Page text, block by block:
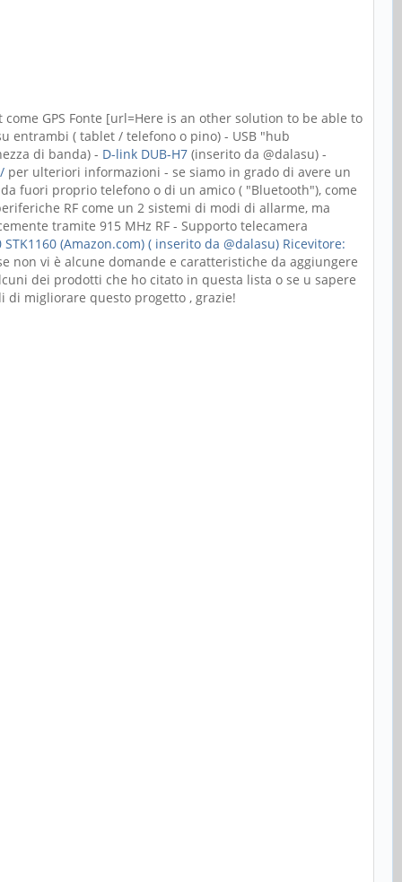
GPS Fonte [url=Here is an other solution to be able to
entrambi ( tablet / telefono o pino) - USB "hub
di banda) - D-link DUB-H7 (inserito da @dalasu) -
per ulteriori informazioni - se siamo in grado di avere un
fuori proprio telefono o di un amico ( "Bluetooth"), come
RF come un 2 sistemi di modi di allarme, ma
tramite 915 MHz RF - Supporto telecamera
(Amazon.com) ( inserito da @dalasu) Ricevitore:
non vi è alcune domande e caratteristiche da aggiungere
dei prodotti che ho citato in questa lista o se u sapere
di migliorare questo progetto , grazie!